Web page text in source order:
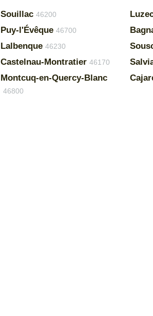
Souillac 46200
Puy-l'Évêque 46700
Lalbenque 46230
Castelnau-Montratier 46170
Montcuq-en-Quercy-Blanc
46800